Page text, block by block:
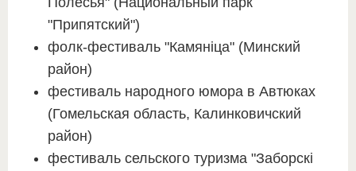
"Припятский")
фолк-фестиваль "Камяніца" (Минский
район)
фестиваль народного юмора в Автюках
(Гомельская область, Калинковичский
район)
фестиваль сельского туризма "Заборскi